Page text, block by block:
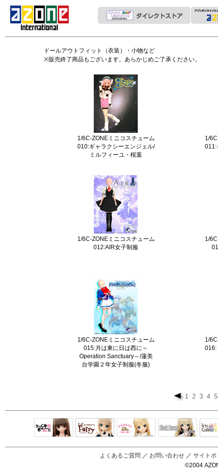
ドールアウトフィット（衣装）・小物など
※販売終了商品もございます。あらかじめご了承ください。
1/6C-ZONEミニコスチューム
010:ギャラクシーエンジェル/
ミルフィーユ・桜葉
1/
011:
1/6C-ZONEミニコスチューム
012:AIR女子制服
1/
1/6C-ZONEミニコスチューム
015:月は東に日は西に～
Operation Sanctuary～/蓮美
台学園２年女子制服(冬服)
1/
016:
1 2 3 4
よくあるご質問 ／ お問い合わせ ／ サイトポ
©2004